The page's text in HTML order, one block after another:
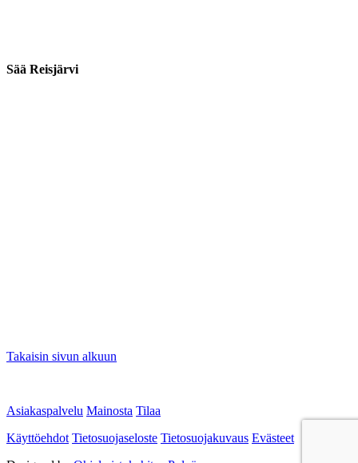
Sää Reisjärvi
Takaisin sivun alkuun
Asiakaspalvelu Mainosta Tilaa
Käyttöehdot Tietosuojaseloste Tietosuojakuvaus Evästeet